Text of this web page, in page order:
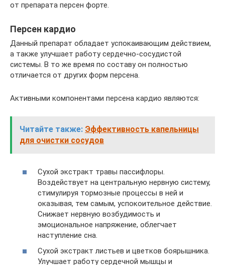
от препарата персен форте.
Персен кардио
Данный препарат обладает успокаивающим действием,
а также улучшает работу сердечно-сосудистой
системы. В то же время по составу он полностью
отличается от других форм персена.
Активными компонентами персена кардио являются:
Читайте также: Эффективность капельницы
для очистки сосудов
Сухой экстракт травы пассифлоры.
Воздействует на центральную нервную систему,
стимулируя тормозные процессы в ней и
оказывая, тем самым, успокоительное действие.
Снижает нервную возбудимость и
эмоциональное напряжение, облегчает
наступление сна.
Сухой экстракт листьев и цветков боярышника.
Улучшает работу сердечной мышцы и